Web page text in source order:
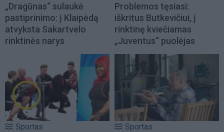
„Dragūnas“ sulaukė
pastiprinimo: į Klaipėdą
atvyksta Sakartvelo
rinktinės narys
Problemos tęsiasi:
iškritus Butkevičiui, į
rinktinę kviečiamas
„Juventus“ puolėjas
Sportas Sportas